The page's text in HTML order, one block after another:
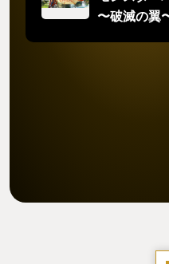
〜破滅の翼